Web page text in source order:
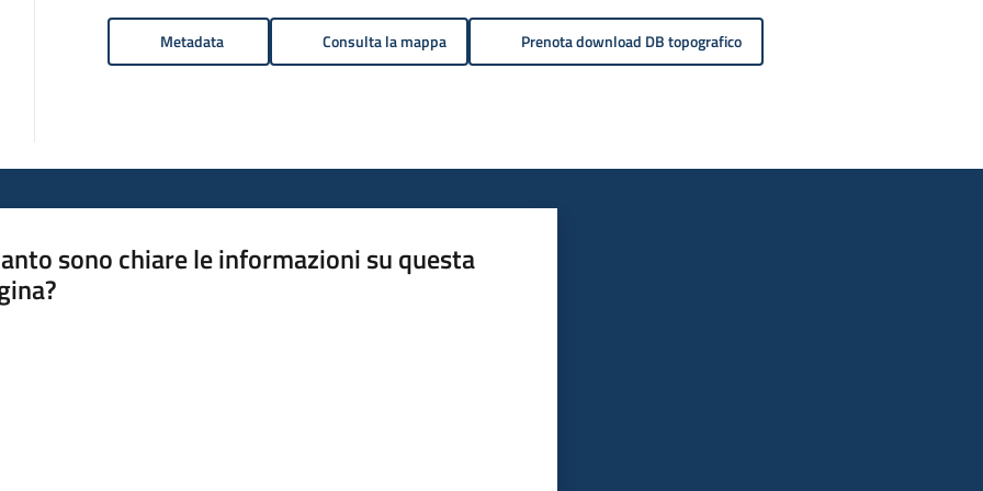
Metadata Consulta la mappa Prenota download DB topografico
sono chiare le informazioni su questa